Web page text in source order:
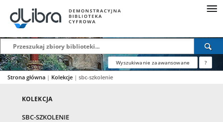
Wyszukiwanie zaawansowane ?
Strona główna | Kolekcje | sbc-szkolenie
KOLEKCJA
SBC-SZKOLENIE